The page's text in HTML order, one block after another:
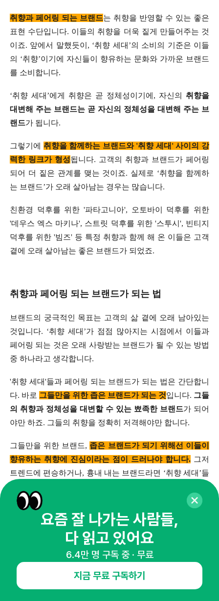
취향과 페어링 되는 브랜드는 취향을 반영할 수 있는 좋은
표현 수단입니다. 이들의 취향을 더욱 짙게 만들어주는 것
이죠. 앞에서 말했듯이, ‘취향 세대’의 소비의 기준은 이들
의 ‘취향’이기에 자신들이 향유하는 문화와 가까운 브랜드
를 소비합니다.
‘취향 세대’에게 취향은 곧 정체성이기에, 자신의 취향을
대변해 주는 브랜드는 곧 자신의 정체성을 대변해 주는 브
랜드가 됩니다.
그렇기에 취향을 함께하는 브랜드와 '취향 세대' 사이의 강
력한 링크가 형성됩니다. 고객의 취향과 브랜드가 페어링
되어 더 짙은 관계를 맺는 것이죠. 실제로 ‘취향을 함께하
는 브랜드’가 오래 살아남는 경우는 많습니다.
친환경 덕후를 위한 '파타고니아', 오토바이 덕후를 위한
'데우스 엑스 마키나', 스트릿 덕후를 위한 '스투시', 빈티지
덕후를 위한 '빔즈' 등 특정 취향과 함께 해 온 이들은 고객
곁에 오래 살아남는 좋은 브랜드가 되었죠.
취향과 페어링 되는 브랜드가 되는 법
브랜드의 궁극적인 목표는 고객의 삶 곁에 오래 남아있는
것입니다. ‘취향 세대’가 점점 많아지는 시점에서 이들과
페어링 되는 것은 오래 사랑받는 브랜드가 될 수 있는 방법
중 하나라고 생각합니다.
'취향 세대'들과 페어링 되는 브랜드가 되는 법은 간단합니
다. 바로 그들만을 위한 좁은 브랜드가 되는 것입니다. 그들
의 취향과 정체성을 대변할 수 있는 뾰족한 브랜드가 되어
야만 하죠. 그들의 취향을 정확히 저격해야만 합니다.
그들만을 위한 브랜드, 좁은 브랜드가 되기 위해선 이들이
향유하는 취향에 진심이라는 점이 드러나야 합니다. 그저
트렌드에 편승하거나, 흉내 내는 브랜드라면 ‘취향 세대’들
려주는 세 가지 방법
1) '취향 세대'들을 위한 무대를 만들어라
자신의 취향을 맘껏 향유할 수 있는 장
만들어야 합니다. 그들만이 즐길 수 있는
그들만을 위한 경
험을 제공
함께 즐길 커뮤니티를 연결
시켜 주는 것
요즘 잘 나가는 사람들,
다 읽고 있어요
6.4만 명 구독 중 · 무료
지금 무료 구독하기